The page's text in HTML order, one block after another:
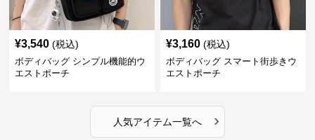
¥3,540 (税込)
ボディバッグ シンプル機能的ウ
エストポーチ
¥3,160 (税込)
ボディバッグ スマート街歩きウ
エストポーチ
人気アイテム一覧へ ›